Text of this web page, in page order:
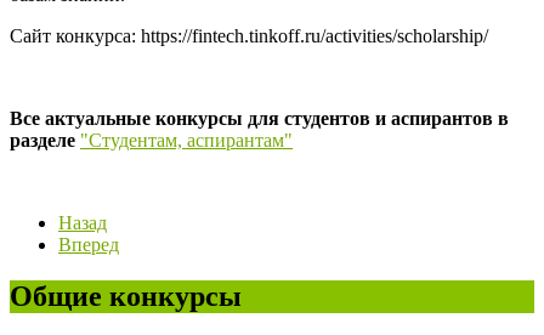
Сайт конкурса: https://fintech.tinkoff.ru/activities/scholarship/
Все актуальные конкурсы для студентов и аспирантов в
разделе "Студентам, аспирантам"
Назад
Вперед
Общие конкурсы